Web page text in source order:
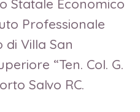
Statale Economico
Professionale
di Villa San
“Ten. Col. G.
Salvo RC.